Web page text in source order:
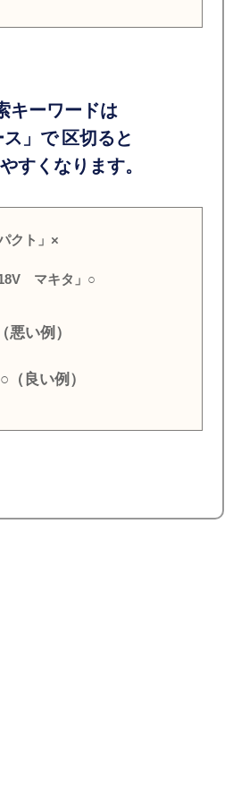
ーワードは
ス」で 区切ると
すくなります。
クト」×
マキタ」○
悪い例）
良い例）